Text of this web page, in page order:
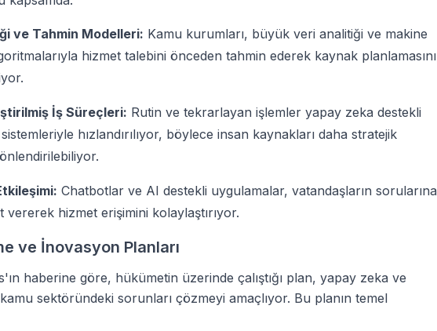
ve Tahmin Modelleri: Kamu kurumları, büyük veri analitiği ve makine
hizmet talebini önceden tahmin ederek kaynak planlamasını
İş Süreçleri: Rutin ve tekrarlayan işlemler yapay zeka destekli
hızlandırılıyor, böylece insan kaynakları daha stratejik
Chatbotlar ve AI destekli uygulamalar, vatandaşların sorularına
vererek hizmet erişimini kolaylaştırıyor.
ve İnovasyon Planları
haberine göre, hükümetin üzerinde çalıştığı plan, yapay zeka ve
sektöründeki sorunları çözmeyi amaçlıyor. Bu planın temel